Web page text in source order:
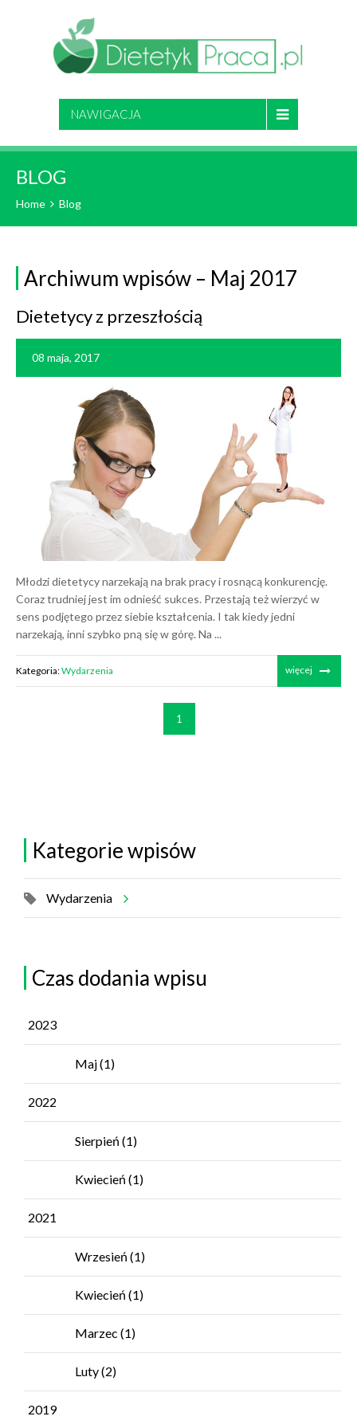
NAWIGACJA
BLOG
Home Blog
Archiwum wpisów – Maj 2017
Dietetycy z przeszłością
08 maja, 2017
Młodzi dietetycy narzekają na brak pracy i rosnącą konkurencję.
Coraz trudniej jest im odnieść sukces. Przestają też wierzyć w
sens podjętego przez siebie kształcenia. I tak kiedy jedni
narzekają, inni szybko pną się w górę. Na ...
Kategoria:Wydarzenia więcej
1
Kategorie wpisów
Wydarzenia
Czas dodania wpisu
2023
Maj(1)
2022
Sierpień (1)
Kwiecień (1)
2021
Wrzesień (1)
Kwiecień (1)
Marzec (1)
Luty(2)
2019